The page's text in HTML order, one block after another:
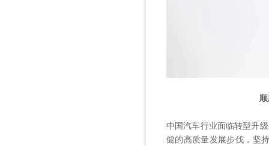
中国汽车行业面临转型升
健的高质量发展步伐，坚